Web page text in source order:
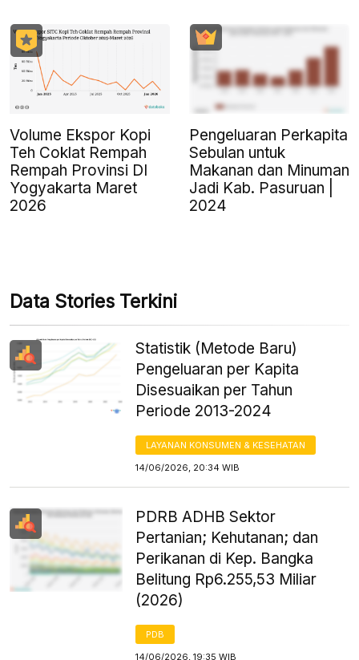
Volume Ekspor Kopi
Teh Coklat Rempah
Rempah Provinsi DI
Yogyakarta Maret
2026
Pengeluaran Perkapita
Sebulan untuk
Makanan dan Minuman
Jadi Kab. Pasuruan |
2024
Data Stories Terkini
Statistik (Metode Baru)
Pengeluaran per Kapita
Disesuaikan per Tahun
Periode 2013-2024
LAYANAN KONSUMEN & KESEHATAN
14/06/2026, 20:34 WIB
PDRB ADHB Sektor
Pertanian; Kehutanan; dan
Perikanan di Kep. Bangka
Belitung Rp6.255,53 Miliar
(2026)
PDB
14/06/2026, 19:35 WIB